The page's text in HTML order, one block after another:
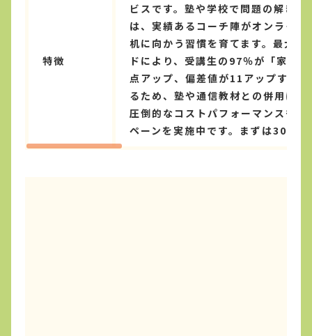
特徴
ビスです。塾や学校で問題の解き
は、実績あるコーチ陣がオンライ
机に向かう習慣を育てます。最大
ドにより、受講生の97％が「家庭
点アップ、偏差値が11アップする
るため、塾や通信教材との併用に
圧倒的なコストパフォーマンスも
ペーンを実施中です。まずは30秒